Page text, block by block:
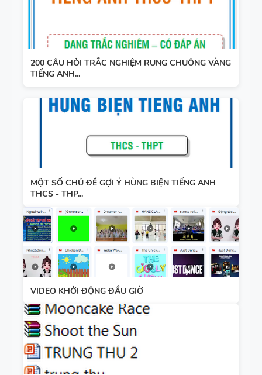
200 CÂU HỎI TRẮC NGHIỆM RUNG CHUÔNG VÀNG
TIẾNG ANH...
MỘT SỐ CHỦ ĐỀ GỢI Ý HÙNG BIỆN TIẾNG ANH
THCS - THP...
VIDEO KHỞI ĐỘNG ĐẦU GIỜ